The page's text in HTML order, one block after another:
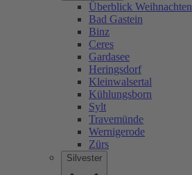
Überblick Weihnachten
Bad Gastein
Binz
Ceres
Gardasee
Heringsdorf
Kleinwalsertal
Kühlungsborn
Sylt
Travemünde
Wernigerode
Zürs
Silvester